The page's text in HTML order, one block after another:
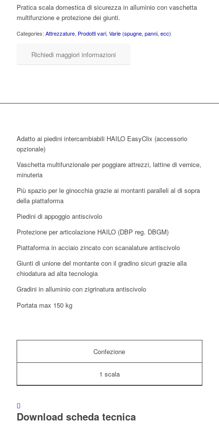
Pratica scala domestica di sicurezza in alluminio con vaschetta
multifunzione e protezione dei giunti.
Categories: Attrezzature, Prodotti vari, Varie (spugne, panni, ecc)
Richiedi maggiori informazioni
Adatto ai piedini intercambiabili HAILO EasyClix (accessorio
opzionale)
Vaschetta multifunzionale per poggiare attrezzi, lattine di vernice,
minuteria
Più spazio per le ginocchia grazie ai montanti paralleli al di sopra
della piatta­forma
Piedini di appoggio antiscivolo
Protezione per articolazione HAILO (DBP reg. DBGM)
Piattaforma in acciaio zincato con scanalature antiscivolo
Giunti di unione del montante con il gradino sicuri grazie alla
chiodatura ad alta tecnologia
Gradini in alluminio con zigrinatura antiscivolo
Portata max 150 kg
Confezione
1 scala
Download scheda tecnica